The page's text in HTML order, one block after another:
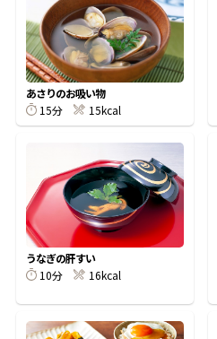
『踊り節』
だし粉
あさりのお吸い物
15分
15kcal
うなぎの肝すい
10分
16kcal